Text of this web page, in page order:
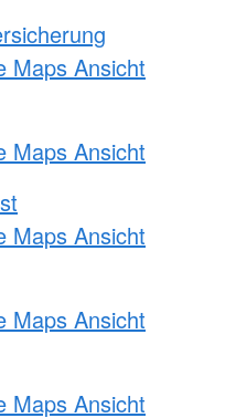
Maps Ansicht
Maps Ansicht
Maps Ansicht
Maps Ansicht
Maps Ansicht